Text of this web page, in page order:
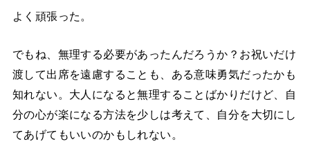
よく頑張った。
でもね、無理する必要があったんだろうか？お祝いだけ
渡して出席を遠慮することも、ある意味勇気だったかも
知れない。大人になると無理することばかりだけど、自
分の心が楽になる方法を少しは考えて、自分を大切にし
てあげてもいいのかもしれない。